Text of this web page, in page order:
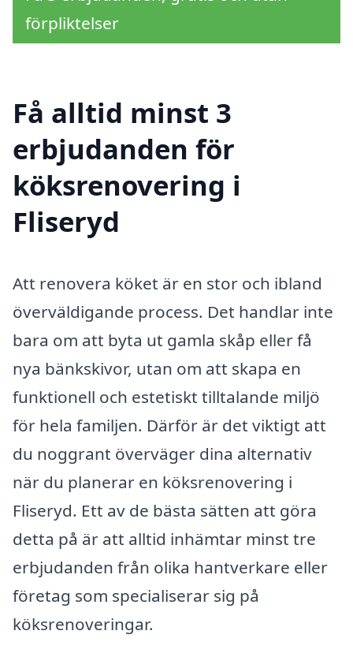
förpliktelser
Få alltid minst 3
erbjudanden för
köksrenovering i
Fliseryd
Att renovera köket är en stor och ibland
överväldigande process. Det handlar inte
bara om att byta ut gamla skåp eller få
nya bänkskivor, utan om att skapa en
funktionell och estetiskt tilltalande miljö
för hela familjen. Därför är det viktigt att
du noggrant överväger dina alternativ
när du planerar en köksrenovering i
Fliseryd. Ett av de bästa sätten att göra
detta på är att alltid inhämtar minst tre
erbjudanden från olika hantverkare eller
företag som specialiserar sig på
köksrenoveringar.